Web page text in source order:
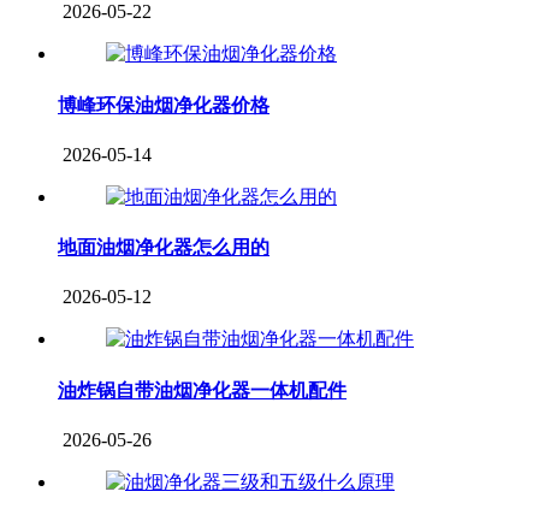
2026-05-22
博峰环保油烟净化器价格
2026-05-14
地面油烟净化器怎么用的
2026-05-12
油炸锅自带油烟净化器一体机配件
2026-05-26